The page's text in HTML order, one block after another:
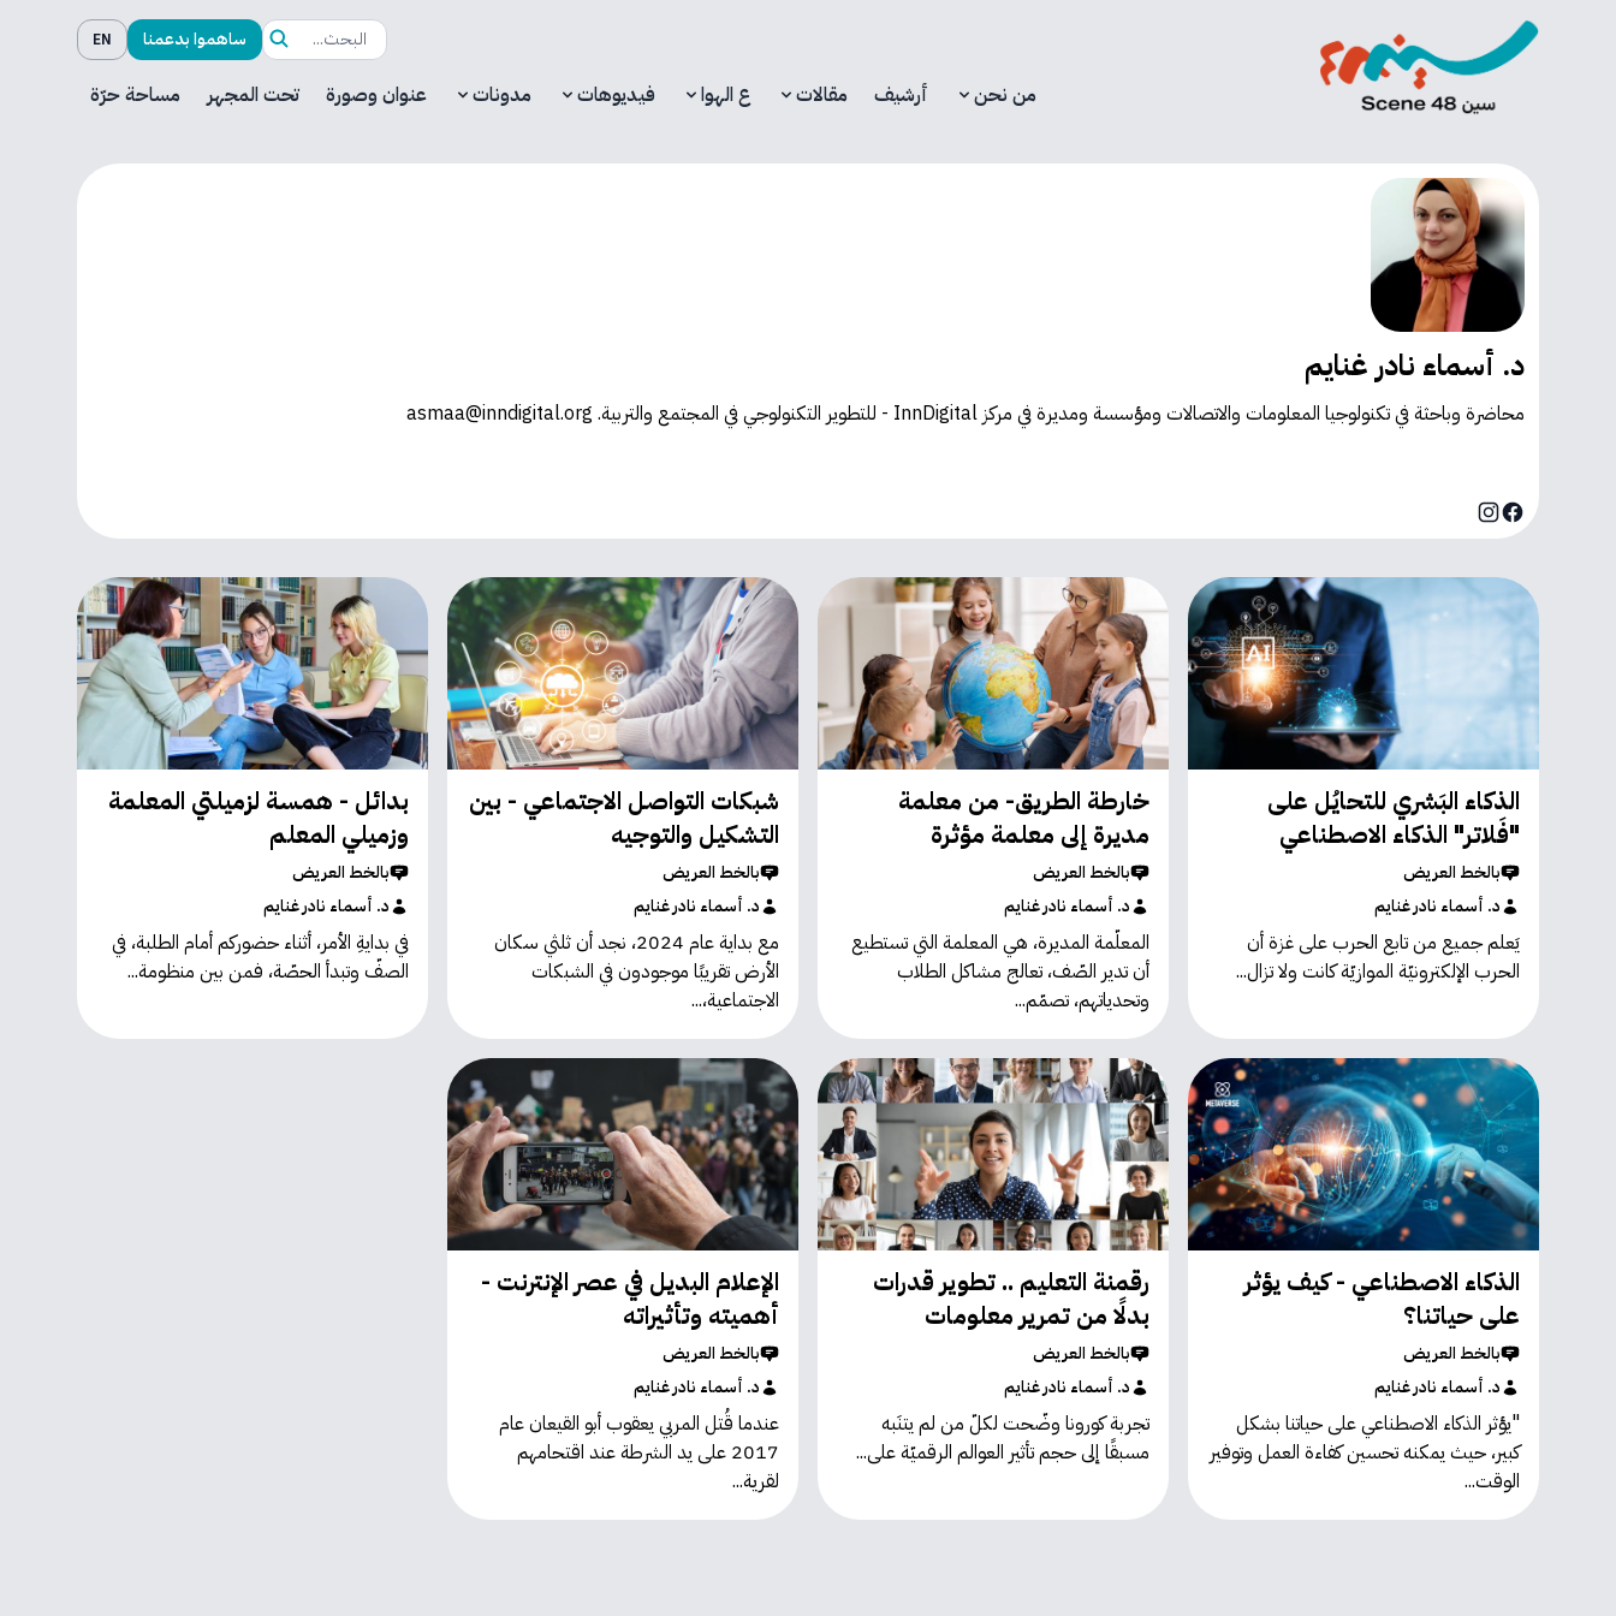
ساهموا بدعمنا EN
من نحن أرشيف مقالات ع الهوا فيديوهات مدونات عنوان وصورة تحت المجهر مساحة حرّة
د. أسماء نادر غنايم
محاضرة وباحثة في تكنولوجيا المعلومات والاتصالات ومؤسسة ومديرة في مركز InnDigital - للتطوير التكنولوجي في المجتمع والتربية. asmaa@inndigital.org
Facebook
Instagram
الذكاء البَشري للتحايُل على
"فَلاتر" الذكاء الاصطناعي
بالخط العريض
د. أسماء نادر غنايم
يَعلم جميع من تابع الحرب على غزة أن
الحرب الإلكترونيّة الموازيّة كانت ولا تزال...
خارطة الطريق- من معلمة
مديرة إلى معلمة مؤثرة
بالخط العريض
د. أسماء نادر غنايم
المعلّمة المديرة، هي المعلمة التي تستطيع
أن تدير الصّف، تعالج مشاكل الطلاب
وتحدياتهم، تصمّم...
شبكات التواصل الاجتماعي - بين
التشكيل والتوجيه
بالخط العريض
د. أسماء نادر غنايم
مع بداية عام 2024، نجد أن ثلثي سكان
الأرض تقريبًا موجودون في الشبكات
الاجتماعية،...
بدائل - همسة لزميلتي المعلمة
وزميلي المعلم
بالخط العريض
د. أسماء نادر غنايم
في بدايةِ الأمر، أثناء حضوركم أمام الطلبة، في
الصفّ وتبدأ الحصّة، فمن بين منظومة...
الذكاء الاصطناعي - كيف يؤثر
على حياتنا؟
بالخط العريض
د. أسماء نادر غنايم
"يؤثر الذكاء الاصطناعي على حياتنا بشكل
كبير، حيث يمكنه تحسين كفاءة العمل وتوفير
الوقت...
رقمنة التعليم .. تطوير قدرات
بدلََا من تمرير معلومات
بالخط العريض
د. أسماء نادر غنايم
تجربة كورونا وضّحت لكلّ من لم يتنَبه
مسبقََا إلى حجم تأثير العوالم الرقميّة على...
الإعلام البديل في عصر الإنترنت -
أهميته وتأثيراته
بالخط العريض
د. أسماء نادر غنايم
عندما قُتل المربي يعقوب أبو القيعان عام
2017 على يد الشرطة عند اقتحامهم
لقرية...